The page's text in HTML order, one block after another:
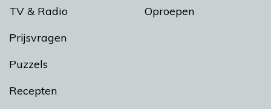
TV & Radio
Prijsvragen
Puzzels
Recepten
Oproepen